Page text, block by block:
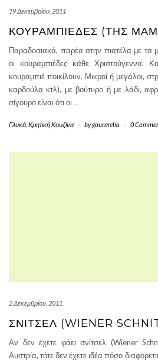
19 Δεκεμβρίου, 2011
ΚΟΥΡΑΜΠΙΈΔΕΣ (ΤΗΣ
Παραδοσιακά, παρέα στην πιατέλα με τα
οι κουραμπιέδες κάθε Χριστούγεννα.
κουραμπιέ ποικίλουν. Μικροί ή μεγάλοι,
καρδούλα κτλ), με βούτυρο ή με λάδι,
σίγουρο είναι ότι οι…
Γλυκά, Κρητική Κουζίνα - bygourmelia - 0
2 Δεκεμβρίου, 2011
ΣΝΊΤΣΕΛ (WIENER
Αν δεν έχετε φάει σνίτσελ (Wiener
Αυστρία, τότε δεν έχετε ιδέα πόσο